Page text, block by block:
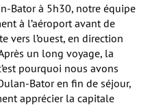
Bator à 5h30, notre équipe
à l’aéroport avant de
vers l’ouest, en direction
un long voyage, la
pourquoi nous avons
Bator en fin de séjour,
apprécier la capitale